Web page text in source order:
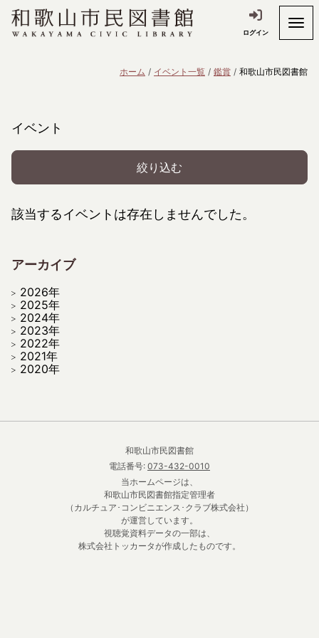
ログイン
ホーム イベント一覧 鑑賞 和歌山市民図書館
イベント
絞り込む
該当するイベントは存在しませんでした。
アーカイブ
2026年
2025年
2024年
2023年
2022年
2021年
2020年
和歌山市民図書館
電話番号: 073-432-0010
当ホームページは、
和歌山市民図書館指定管理者
（カルチュア･コンビニエンス･クラブ株式会社）
が運営しています。
視聴覚資料データの一部は、
株式会社トッカータが作成したものです。